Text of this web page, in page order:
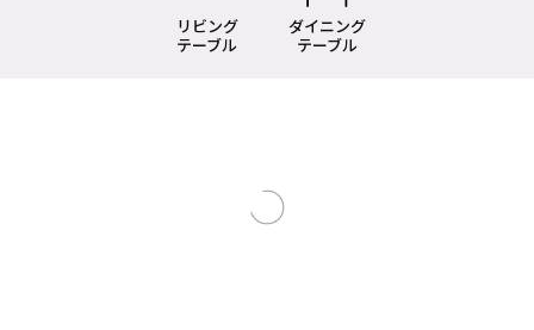
リビング
テーブル
ダイニング
テーブル